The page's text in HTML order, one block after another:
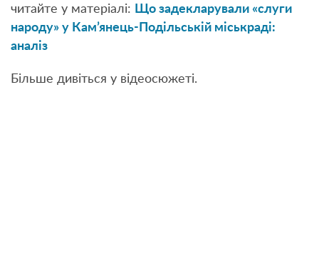
читайте у матеріалі: Що задекларували «слуги
народу» у Кам’янець-Подільській міськраді:
аналіз
Більше дивіться у відеосюжеті.